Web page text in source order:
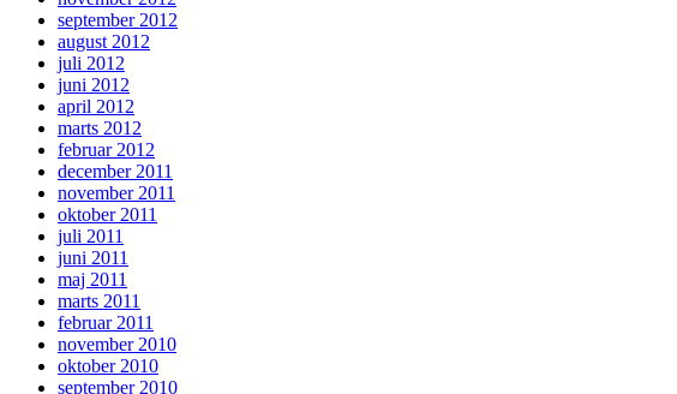
september 2012
august 2012
juli 2012
juni 2012
april 2012
marts 2012
februar 2012
december 2011
november 2011
oktober 2011
juli 2011
juni 2011
maj 2011
marts 2011
februar 2011
november 2010
oktober 2010
september 2010